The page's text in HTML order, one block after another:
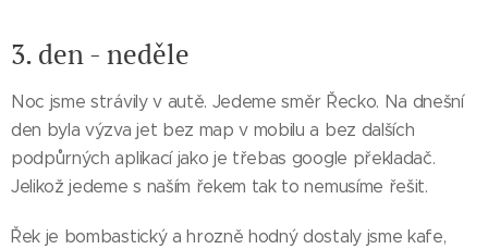
3. den - neděle
Noc jsme strávily v autě. Jedeme směr Řecko. Na dnešní
den byla výzva jet bez map v mobilu a bez dalších
podpůrných aplikací jako je třebas google překladač.
Jelikož jedeme s naším řekem tak to nemusíme řešit.
Řek je bombastický a hrozně hodný dostaly jsme kafe,